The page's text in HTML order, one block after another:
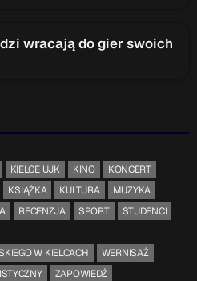
wracają do gier swoich
KIELCE UJK KINO
KONCERT
KSIĄŻKA KULTURA
MUZYKA
RECENZJA SPORT
STUDENCI
W KIELCACH
WERNISAŻ
ZAPOWIEDŹ